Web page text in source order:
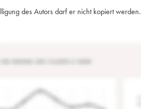
des Autors darf er nicht kopiert werden.